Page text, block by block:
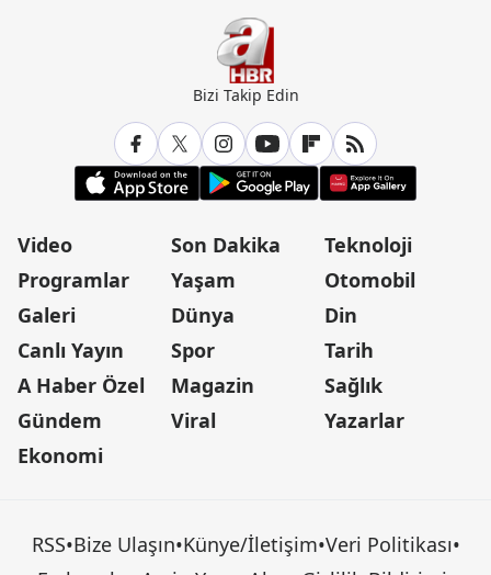
Bizi Takip Edin
Video
Programlar
Galeri
Canlı Yayın
A Haber Özel
Gündem
Ekonomi
Son Dakika
Yaşam
Dünya
Spor
Magazin
Viral
Teknoloji
Otomobil
Din
Tarih
Sağlık
Yazarlar
RSS•Bize Ulaşın•Künye/İletişim•Veri Politikası•